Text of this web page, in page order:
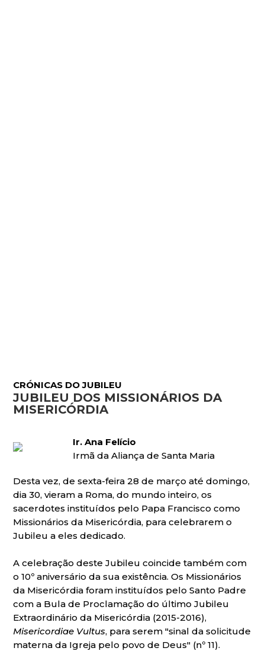
CRÓNICAS DO JUBILEU
JUBILEU DOS MISSIONÁRIOS DA
MISERICÓRDIA
Ir. Ana Felício
Irmã da Aliança de Santa Maria
Desta vez, de sexta-feira 28 de março até domingo,
dia 30, vieram a Roma, do mundo inteiro, os
sacerdotes instituídos pelo Papa Francisco como
Missionários da Misericórdia, para celebrarem o
Jubileu a eles dedicado.
A celebração deste Jubileu coincide também com
o 10º aniversário da sua existência. Os Missionários
da Misericórdia foram instituídos pelo Santo Padre
com a Bula de Proclamação do último Jubileu
Extraordinário da Misericórdia (2015-2016),
Misericordiae Vultus, para serem "sinal da solicitude
materna da Igreja pelo povo de Deus" (nº 11).